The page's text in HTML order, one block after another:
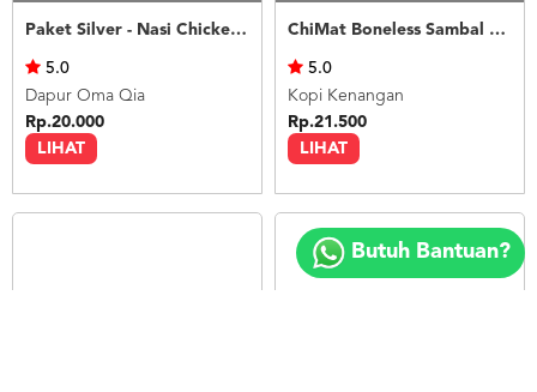
Copyright
Paket Silver - Nasi Chicken Teriyaki
LIHAT
5.0
Dapur Oma Qia
Rp.20.000
ChiMat Boneless Sambal Matah
LIHAT
5.0
Kopi Kenangan
Rp.21.500
Butuh Bantuan?